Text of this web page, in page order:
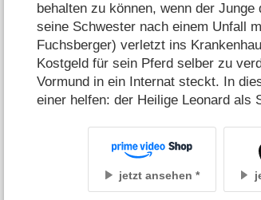
behalten zu können, wenn der
seine Schwester nach einem Unfall
Fuchsberger) verletzt ins
Kostgeld für sein Pferd selber zu
Vormund in ein Internat steckt. In
einer helfen: der Heilige Leonard als
jetzt ansehen